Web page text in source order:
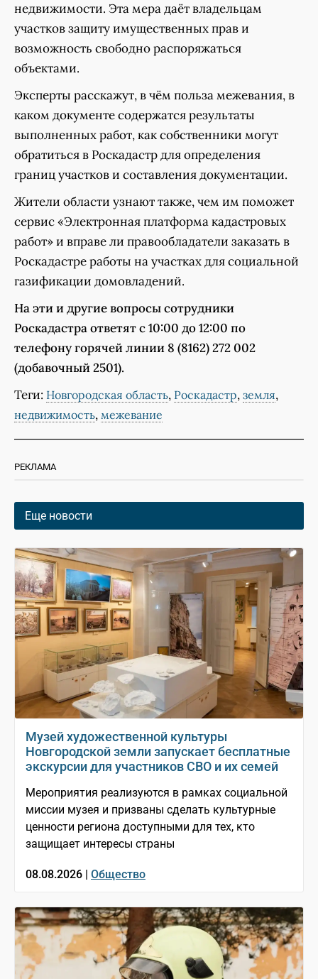
недвижимости. Эта мера даёт владельцам
участков защиту имущественных прав и
возможность свободно распоряжаться
объектами.
Эксперты расскажут, в чём польза межевания, в
каком документе содержатся результаты
выполненных работ, как собственники могут
обратиться в Роскадастр для определения
границ участков и составления документации.
Жители области узнают также, чем им поможет
сервис «Электронная платформа кадастровых
работ» и вправе ли правообладатели заказать в
Роскадастре работы на участках для социальной
газификации домовладений.
На эти и другие вопросы сотрудники
Роскадастра ответят с 10:00 до 12:00 по
телефону горячей линии 8 (8162) 272 002
(добавочный 2501).
Теги: Новгородская область, Роскадастр, земля,
недвижимость, межевание
РЕКЛАМА
Еще новости
Музей художественной культуры
Новгородской земли запускает бесплатные
экскурсии для участников СВО и их семей
Мероприятия реализуются в рамках социальной
миссии музея и призваны сделать культурные
ценности региона доступными для тех, кто
защищает интересы страны
08.08.2026 | Общество